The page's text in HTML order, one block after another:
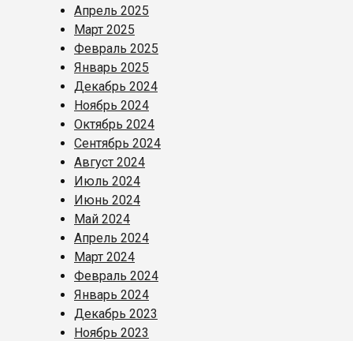
Апрель 2025
Март 2025
Февраль 2025
Январь 2025
Декабрь 2024
Ноябрь 2024
Октябрь 2024
Сентябрь 2024
Август 2024
Июль 2024
Июнь 2024
Май 2024
Апрель 2024
Март 2024
Февраль 2024
Январь 2024
Декабрь 2023
Ноябрь 2023